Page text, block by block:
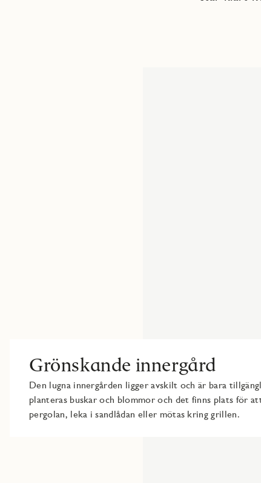
Grönskande innergård
Den lugna innergården ligger avskilt och är bara
planteras buskar och blommor och det finns plats för
pergolan, leka i sandlådan eller mötas kring grillen.